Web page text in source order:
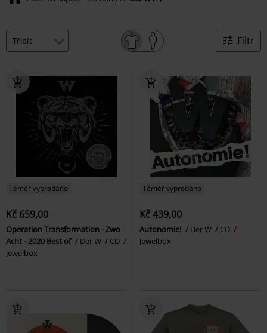
Filtr
Téměř vyprodáno
Kč 659,00
Operation Transformation - Zwo
Acht - 2020 Best of
Der W
CD
Jewelbox
Téměř vyprodáno
Kč 439,00
Autonomie! Der W
CD
Jewelbox